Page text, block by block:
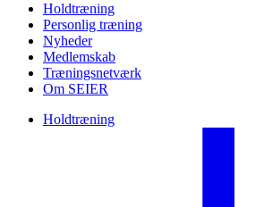
Holdtræning
Personlig træning
Nyheder
Medlemskab
Træningsnetværk
Om SEIER
Holdtræning